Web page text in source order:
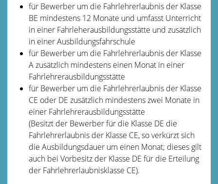
für Bewerber um die Fahrlehrerlaubnis der Klasse
BE mindestens 12 Monate und umfasst Unterricht
in einer Fahrleherausbildungsstätte und zusätzlich
in einer Ausbildungsfahrschule
für Bewerber um die Fahrlehrerlaubnis der Klasse
A zusätzlich mindestens einen Monat in einer
Fahrlehrerausbildungsstätte
für Bewerber um die Fahrlehrerlaubnis der Klasse
CE oder DE zusätzlich mindestens zwei Monate in
einer Fahrlehrerausbildungsstätte
(Besitzt der Bewerber für die Klasse DE die
Fahrlehrerlaubnis der Klasse CE, so verkürzt sich
die Ausbildungsdauer um einen Monat; dieses gilt
auch bei Vorbesitz der Klasse DE für die Erteilung
der Fahrlehrerlaubnisklasse CE).